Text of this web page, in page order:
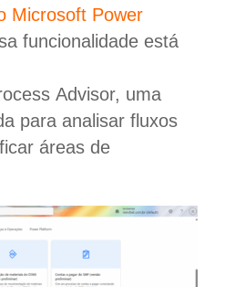
Microsoft Power
funcionalidade está
Advisor, uma
para analisar fluxos
áreas de